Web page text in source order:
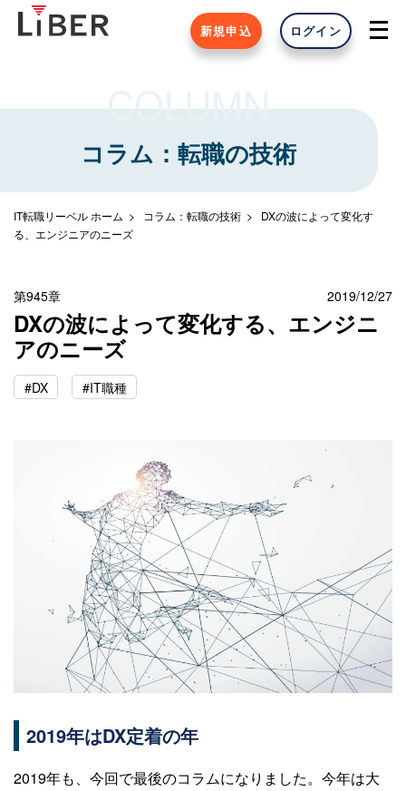
新規申込 ログイン
COLUMN
コラム：転職の技術
IT転職リーベル ホーム コラム：転職の技術
DXの波によって変化す
る、エンジニアのニーズ
第945章 2019/12/27
DXの波によって変化する、エンジニ
アのニーズ
#DX #IT職種
2019年はDX定着の年
2019年も、今回で最後のコラムになりました。今年は大